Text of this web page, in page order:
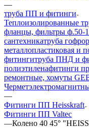
—
труба ПП и фитинги
Теплоизолированные
фланцы, фильтры ф.50-
сантехникатруба
металлопластиковая и
фитингитруба ПНД и
полиэтиленафитинги
ремонтные, хомуты
Чермет
—
Фитинги ПП Heisskraft
Фитинги ПП Valtec
—Колено 40 45°